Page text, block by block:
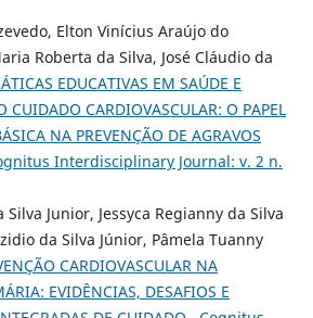
Elton Vinícius Araújo do
Roberta da Silva, José Cláudio da
EDUCATIVAS EM SAÚDE E
CUIDADO CARDIOVASCULAR: O PAPEL
NA PREVENÇÃO DE AGRAVOS
Interdisciplinary Journal: v. 2 n.
Silva Junior, Jessyca Regianny da Silva
da Silva Júnior, Pâmela Tuanny
CARDIOVASCULAR NA
EVIDÊNCIAS, DESAFIOS E